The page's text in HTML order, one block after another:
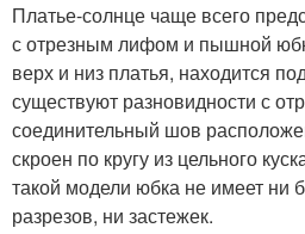
Платье-солнце чаще всего
с отрезным лифом и пышной
верх и низ платья, находится
существуют разновидности с
соединительный шов
скроен по кругу из цельного
такой модели юбка не имеет ни
разрезов, ни застежек.